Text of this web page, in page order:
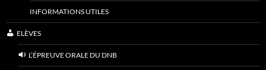
INFORMATIONS UTILES
ELÈVES
L’ÉPREUVE ORALE DU DNB